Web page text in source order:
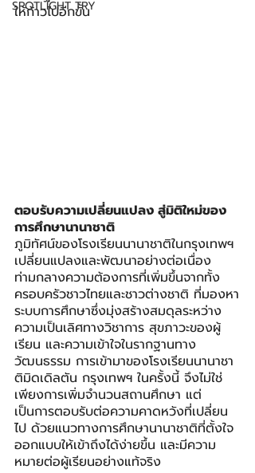
SPOTLIGHT TRY
ให้ก้าวไปอีกขั้น
ตอบรับความเปลี่ยนแปลง สู่มิติใหม่ของ
การศึกษานานาชาติ
ภูมิทัศน์ของโรงเรียนนานาชาติในกรุงเทพฯ
เปลี่ยนแปลงและพัฒนาอย่างต่อเนื่อง
ท่ามกลางความต้องการที่เพิ่มขึ้นจากทั้ง
ครอบครัวชาวไทยและชาวต่างชาติ ที่มองหา
ระบบการศึกษาซึ่งมุ่งสร้างสมดุลระหว่าง
ความเป็นเลิศทางวิชาการ สุขภาวะของผู้
เรียน และความเข้าใจในรากฐานทาง
วัฒนธรรม การเข้ามาของโรงเรียนนานาชา
ติมิดเดิลตัน กรุงเทพฯ ในครั้งนี้ จึงไม่ใช่
เพียงการเพิ่มจำนวนสถานศึกษา แต่
เป็นการตอบรับต่อความคาดหวังที่เปลี่ยน
ไป ด้วยแนวทางการศึกษานานาชาติที่ตั้งใจ
ออกแบบให้เข้าถึงได้ง่ายขึ้น และมีความ
หมายต่อผู้เรียนอย่างแท้จริง